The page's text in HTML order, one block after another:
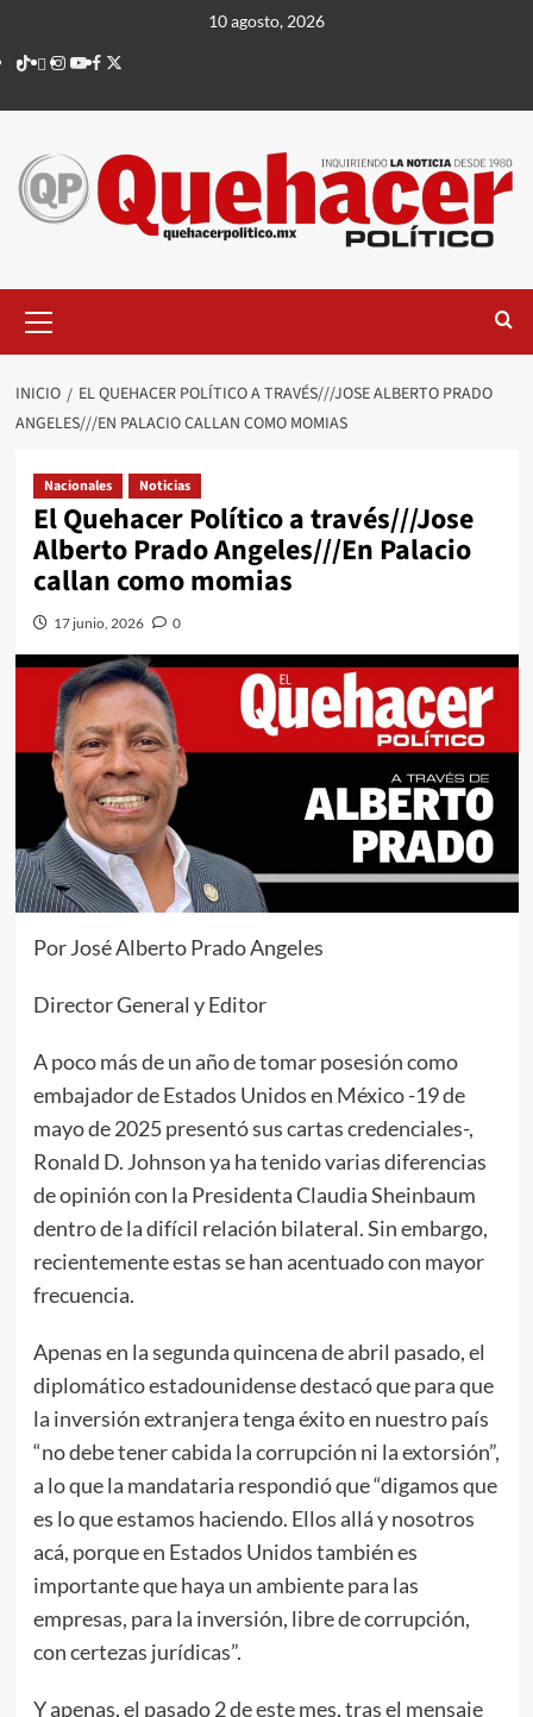
contenido
10 agosto, 2026
TikTok
threads
Instagram
Youtube
Facebook
X
principal
INICIO
EL QUEHACER POLÍTICO A TRAVÉS///JOSE ALBERTO PRADO
ANGELES///EN PALACIO CALLAN COMO MOMIAS
Nacionales Noticias
El Quehacer Político a través///Jose
Alberto Prado Angeles///En Palacio
callan como momias
17 junio, 2026 0
Por José Alberto Prado Angeles
Director General y Editor
A poco más de un año de tomar posesión como
embajador de Estados Unidos en México -19 de
mayo de 2025 presentó sus cartas credenciales-,
Ronald D. Johnson ya ha tenido varias diferencias
de opinión con la Presidenta Claudia Sheinbaum
dentro de la difícil relación bilateral. Sin embargo,
recientemente estas se han acentuado con mayor
frecuencia.
Apenas en la segunda quincena de abril pasado, el
diplomático estadounidense destacó que para que
la inversión extranjera tenga éxito en nuestro país
“no debe tener cabida la corrupción ni la extorsión”,
a lo que la mandataria respondió que “digamos que
es lo que estamos haciendo. Ellos allá y nosotros
acá, porque en Estados Unidos también es
importante que haya un ambiente para las
empresas, para la inversión, libre de corrupción,
con certezas jurídicas”.
Y apenas, el pasado 2 de este mes, tras el mensaje